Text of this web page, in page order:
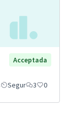
Acceptada
Segur 3 0